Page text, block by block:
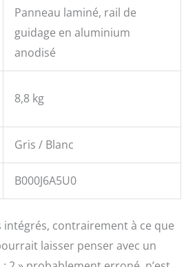
Panneau laminé, rail de
guidage en aluminium
anodisé
8,8 kg
Gris / Blanc
B000J6A5U0
intégrés, contrairement à ce que
laisser penser avec un